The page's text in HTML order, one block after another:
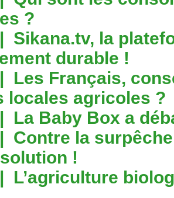
?
| Sikana.tv, la
durable !
| Les Français,
locales agricoles ?
| La Baby Box a
| Contre la
!
| L’agriculture